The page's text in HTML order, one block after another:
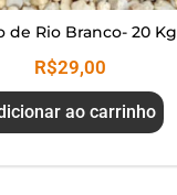
de Rio Branco- 20 Kg
R$29,00
ao carrinho